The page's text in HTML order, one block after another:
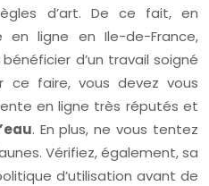
d’art. De ce fait, en
en ligne en Ile-de-France,
d’un travail soigné
ce faire, vous devez vous
en ligne très réputés et
. En plus, ne vous tentez
Vérifiez, également, sa
d’utilisation avant de